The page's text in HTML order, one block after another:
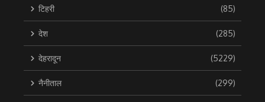
टिहरी (85)
देश (285)
देहरादून (5229)
नैनीताल (299)